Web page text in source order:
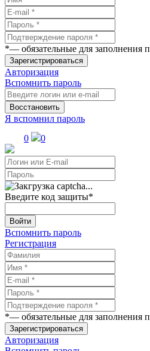
*— обязательные для заполнения
Зарегистрироваться
Авторизация
Вспомнить пароль
Восстановить
Я вспомнил пароль
0
0
Введите код защиты*
Войти
Вспомнить пароль
Регистрация
*— обязательные для заполнения
Зарегистрироваться
Авторизация